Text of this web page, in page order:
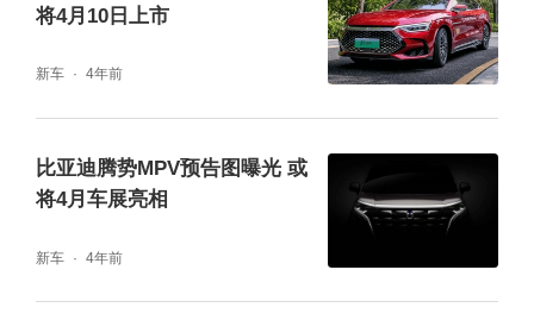
将4月10日上市
新车 4年前
比亚迪腾势MPV预告图曝光 或
将4月车展亮相
新车 4年前